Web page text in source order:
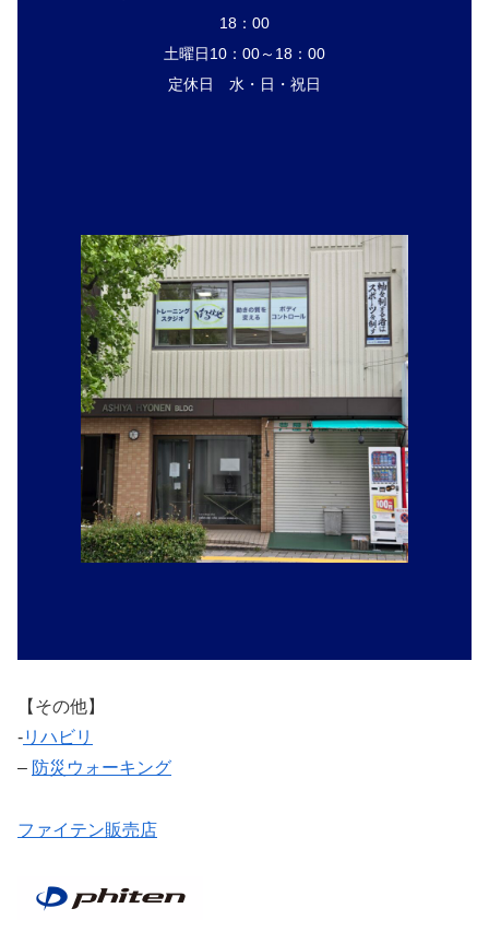
18：00
土曜日10：00～18：00
定休日 水・日・祝日
【その他】
‐リハビリ
– 防災ウォーキング
ファイテン販売店